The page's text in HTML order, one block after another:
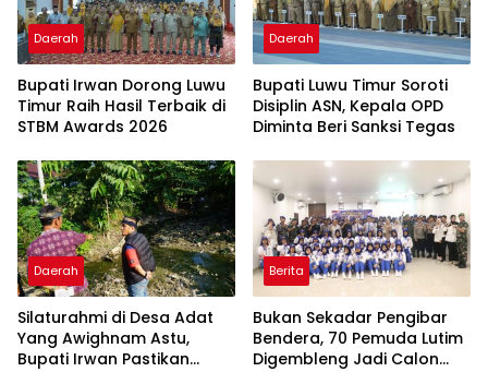
Daerah
Bupati Irwan Dorong Luwu
Timur Raih Hasil Terbaik di
STBM Awards 2026
Daerah
Bupati Luwu Timur Soroti
Disiplin ASN, Kepala OPD
Diminta Beri Sanksi Tegas ‎ ‎
Daerah
Silaturahmi di Desa Adat
Yang Awighnam Astu,
Bupati Irwan Pastikan
Berita
‎Bukan Sekadar Pengibar
Bendera, 70 Pemuda Lutim
Digembleng Jadi Calon